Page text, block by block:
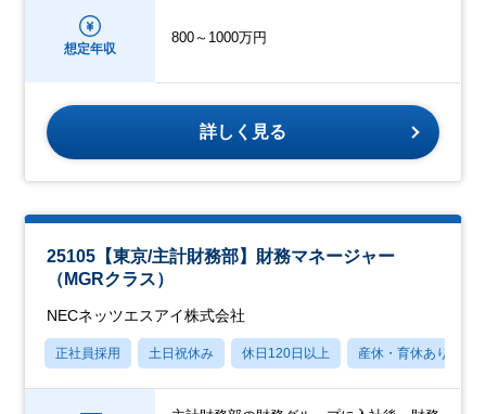
想定年収
800～1000万円
詳しく見る
25105【東京/主計財務部】財務マネージャー
（MGRクラス）
NECネッツエスアイ株式会社
正社員採用 土日祝休み 休日120日以上 産休・育休あり